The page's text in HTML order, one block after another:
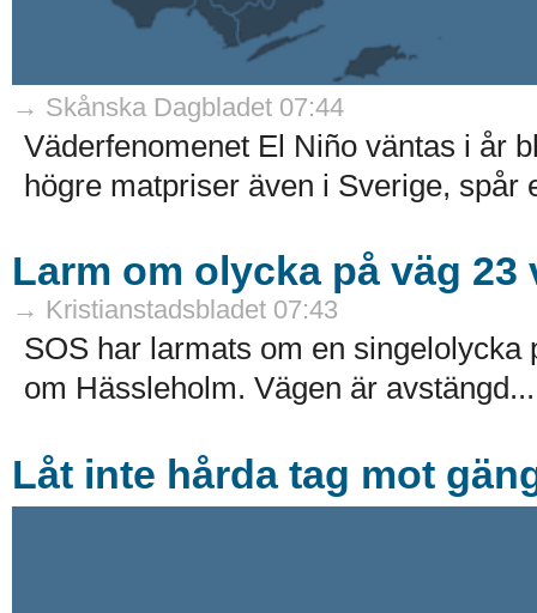
→ Skånska Dagbladet 07:44
Väderfenomenet El Niño väntas i år
högre matpriser även i Sverige, spår
Larm om olycka på väg 23
→ Kristianstadsbladet 07:43
SOS har larmats om en
om Hässleholm. Vägen är avstängd...
Låt inte hårda tag mot